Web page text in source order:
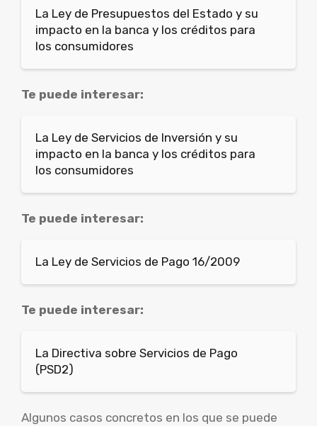
La Ley de Presupuestos del Estado y su
impacto en la banca y los créditos para
los consumidores
Te puede interesar:
La Ley de Servicios de Inversión y su
impacto en la banca y los créditos para
los consumidores
Te puede interesar:
La Ley de Servicios de Pago 16/2009
Te puede interesar:
La Directiva sobre Servicios de Pago
(PSD2)
Algunos casos concretos en los que se puede